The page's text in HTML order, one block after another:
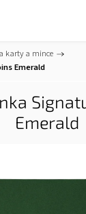
karty a mince /
Emerald
Emerald